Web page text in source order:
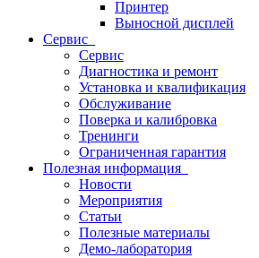
Принтер
Выносной дисплей
Сервис
Сервис
Диагностика и ремонт
Установка и квалификация
Обслуживание
Поверка и калибровка
Тренинги
Ограниченная гарантия
Полезная информация
Новости
Мероприятия
Статьи
Полезные материалы
Демо-лаборатория